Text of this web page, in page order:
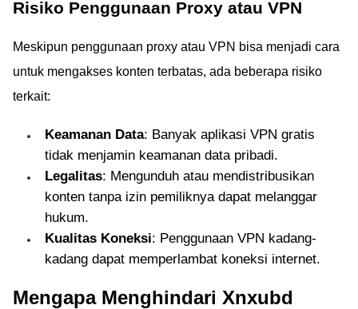
Risiko Penggunaan Proxy atau VPN
Meskipun penggunaan proxy atau VPN bisa menjadi cara
untuk mengakses konten terbatas, ada beberapa risiko
terkait:
Keamanan Data: Banyak aplikasi VPN gratis
tidak menjamin keamanan data pribadi.
Legalitas: Mengunduh atau mendistribusikan
konten tanpa izin pemiliknya dapat melanggar
hukum.
Kualitas Koneksi: Penggunaan VPN kadang-
kadang dapat memperlambat koneksi internet.
Mengapa Menghindari Xnxubd